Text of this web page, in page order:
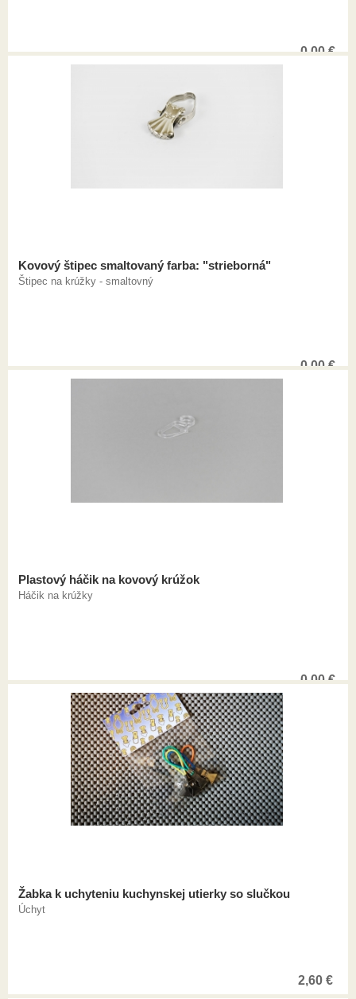
0,00€
Kovový štipec smaltovaný farba: "strieborná"
Štipec na krúžky - smaltovný
0,00€
Plastový háčik na kovový krúžok
Háčik na krúžky
0,00€
Žabka k uchyteniu kuchynskej utierky so slučkou
Úchyt
2,60 €